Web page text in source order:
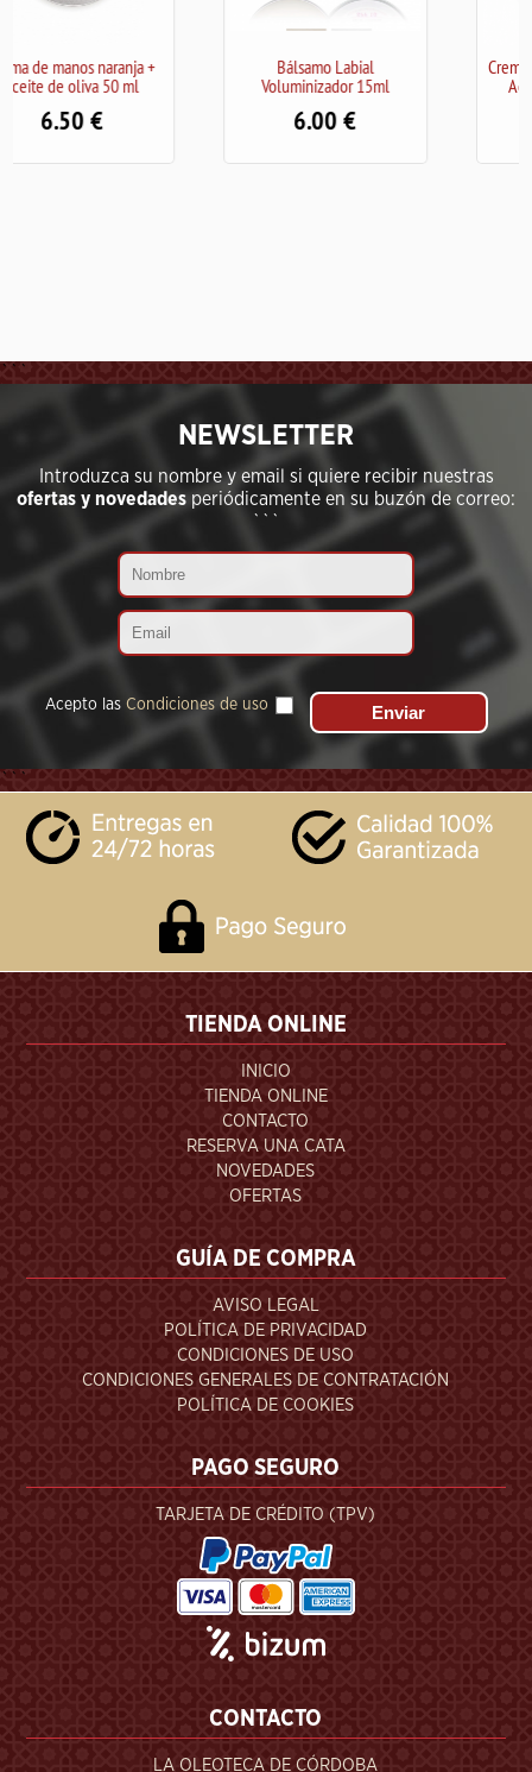
Bálsamo Labial
Voluminizador 15ml
Crema de manos de Árnica y
Aceite de Oliva 50 ml
```
NEWSLETTER
Introduzca su nombre y email si quiere recibir nuestras
ofertas y novedades periódicamente en su buzón de correo:
```
Acepto las Condiciones de uso
```
TIENDA ONLINE
INICIO
TIENDA ONLINE
CONTACTO
RESERVA UNA CATA
NOVEDADES
OFERTAS
GUÍA DE COMPRA
AVISO LEGAL
POLÍTICA DE PRIVACIDAD
CONDICIONES DE USO
CONDICIONES GENERALES DE CONTRATACIÓN
POLÍTICA DE COOKIES
PAGO SEGURO
TARJETA DE CRÉDITO (TPV)
CONTACTO
LA OLEOTECA DE CÓRDOBA